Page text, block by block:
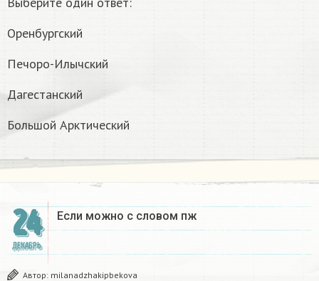
Оренбургский
Печоро-Илычский
Дагестанский
Большой Арктический
24
ДЕКАБРЬ
Если можно с словом пж​
Автор: milanadzhakipbekova